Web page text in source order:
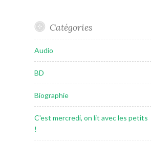
Catégories
Audio
BD
Biographie
C'est mercredi, on lit avec les petits
!